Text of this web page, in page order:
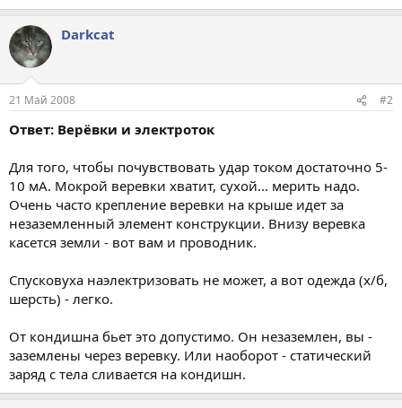
Darkcat
21 Май 2008 #2
Ответ: Верёвки и электроток
Для того, чтобы почувствовать удар током достаточно 5-
10 мА. Мокрой веревки хватит, сухой... мерить надо.
Очень часто крепление веревки на крыше идет за
незаземленный элемент конструкции. Внизу веревка
касется земли - вот вам и проводник.
Спусковуха наэлектризовать не может, а вот одежда (х/б,
шерсть) - легко.
От кондишна бьет это допустимо. Он незаземлен, вы -
заземлены через веревку. Или наоборот - статический
заряд с тела сливается на кондишн.